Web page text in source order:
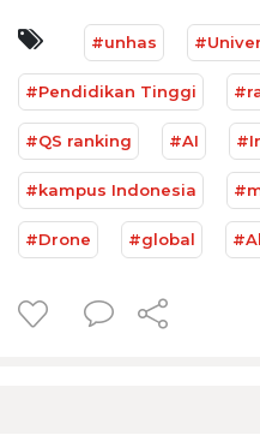
#unhas
#Pendidikan Tinggi
#QS ranking #AI
#kampus Indonesia
#Drone #global